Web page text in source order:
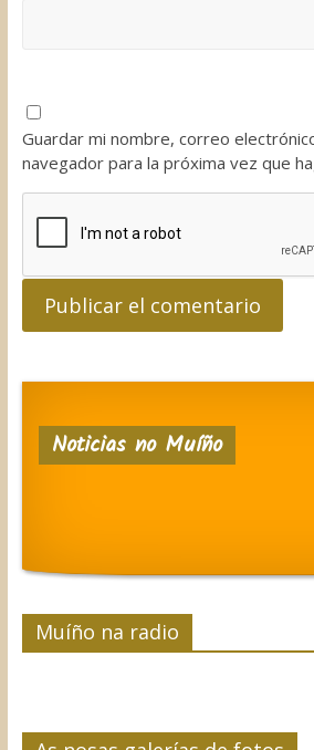
Guardar mi nombre, correo
navegador para la próxima vez que
Noticias no Muíño
Muíño na radio